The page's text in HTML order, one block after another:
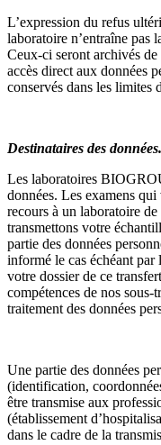
L’expression du refus
laboratoire n’entraîne pas
Ceux-ci seront archivés
accès direct aux données
conservés dans les limites
Destinataires des données.
Les laboratoires
données. Les examens
recours à un laboratoire
transmettons votre
partie des données
informé le cas échéant par
votre dossier de ce
compétences de nos
traitement des données
Une partie des données
(identification,
être transmise aux
(établissement
dans le cadre de la